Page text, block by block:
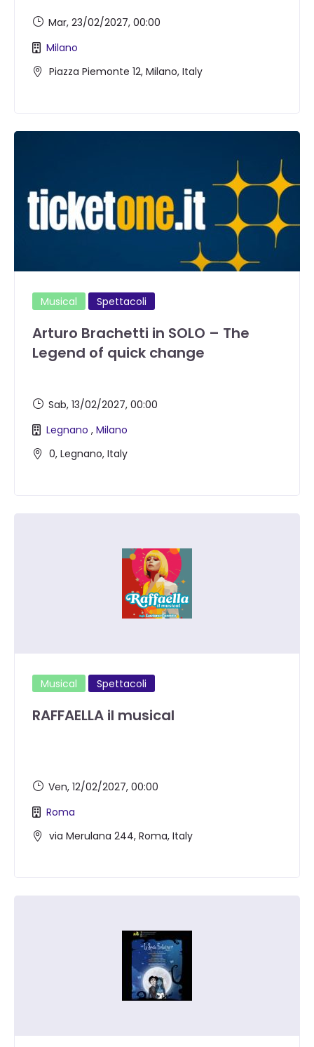
Piazza Piemonte 12, Milano, Italy
Milano
Mar, 23/02/2027, 00:00
Musical Spettacoli
Arturo Brachetti in SOLO – The
Legend of quick change
0, Legnano, Italy
Legnano , Milano
Sab, 13/02/2027, 00:00
Musical Spettacoli
RAFFAELLA il musical
via Merulana 244, Roma, Italy
Roma
Ven, 12/02/2027, 00:00